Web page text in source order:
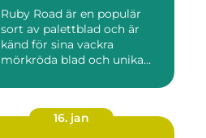
Ruby Road är en populär
sort av palettblad och är
känd för sina vackra
mörkröda blad och unika
16. jan